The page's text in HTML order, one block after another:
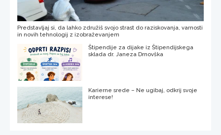
Predstavljaj si, da lahko združiš svojo strast do raziskovanja, varnosti
in novih tehnologij z izobraževanjem
Štipendije za dijake iz Štipendijskega
sklada dr. Janeza Drnovška
Karierne srede – Ne ugibaj, odkrij svoje
interese!